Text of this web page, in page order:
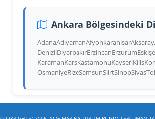
Ankara Bölgesindeki
AdanaAdıyamanAfyonkarahisarAksaray
DenizliDiyarbakırErzincanErzurum
KaramanKarsKastamonuKayseriKilis
OsmaniyeRizeSamsunSiirtSinopSivas